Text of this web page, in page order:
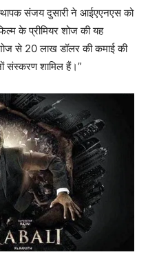
संजय दुसारी ने आईएएनएस को
के प्रीमियर शोज की यह
से 20 लाख डॉलर की कमाई की
संस्करण शामिल हैं।”